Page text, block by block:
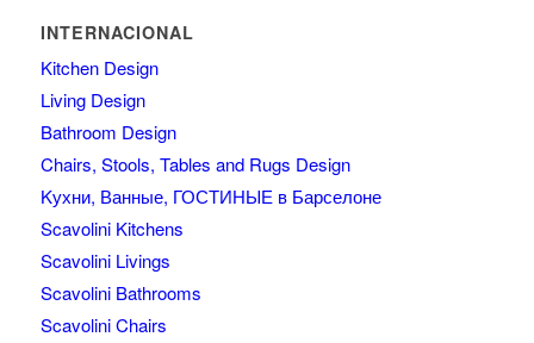
INTERNACIONAL
Kitchen Design
Living Design
Bathroom Design
Chairs, Stools, Tables and Rugs Design
Kухни, Ванные, ГОСТИНЫЕ в Барселоне
Scavolini Kitchens
Scavolini Livings
Scavolini Bathrooms
Scavolini Chairs